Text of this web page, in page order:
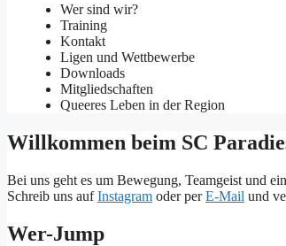
Wer sind wir?
Training
Kontakt
Ligen und Wettbewerbe
Downloads
Mitgliedschaften
Queeres Leben in der Region
Willkommen beim SC
Bei uns geht es um Bewegung, Teamgeist und
Schreib uns aufInstagram oder perE-Mail und
Wer-Jump